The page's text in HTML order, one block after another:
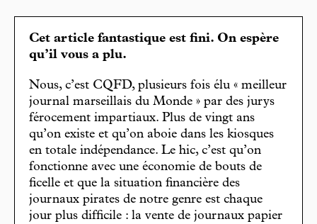
Cet article fantastique est fini. On espère
qu’il vous a plu.
Nous, c’est CQFD, plusieurs fois élu « meilleur
journal marseillais du Monde » par des jurys
férocement impartiaux. Plus de vingt ans
qu’on existe et qu’on aboie dans les kiosques
en totale indépendance. Le hic, c’est qu’on
fonctionne avec une économie de bouts de
ficelle et que la situation financière des
journaux pirates de notre genre est chaque
jour plus difficile : la vente de journaux papier